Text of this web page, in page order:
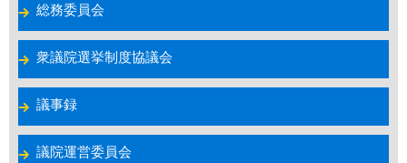
総務委員会
衆議院選挙制度協議会
議事録
議院運営委員会